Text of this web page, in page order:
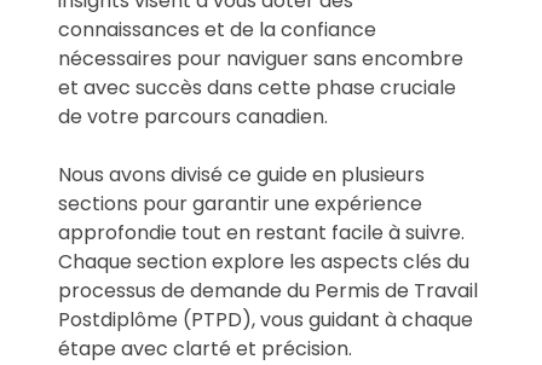
connaissances et de la confiance
nécessaires pour naviguer sans encombre
et avec succès dans cette phase cruciale
de votre parcours canadien.
Nous avons divisé ce guide en plusieurs
sections pour garantir une expérience
approfondie tout en restant facile à suivre.
Chaque section explore les aspects clés du
processus de demande du Permis de Travail
Postdiplôme (PTPD), vous guidant à chaque
étape avec clarté et précision.